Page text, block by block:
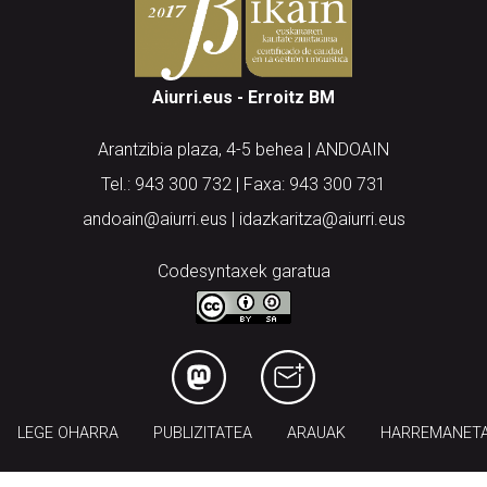
Aiurri.eus - Erroitz BM
Arantzibia plaza, 4-5 behea | ANDOAIN
Tel.: 943 300 732 | Faxa: 943 300 731
andoain@aiurri.eus | idazkaritza@aiurri.eus
Codesyntaxek garatua
LEGE OHARRA PUBLIZITATEA ARAUAK